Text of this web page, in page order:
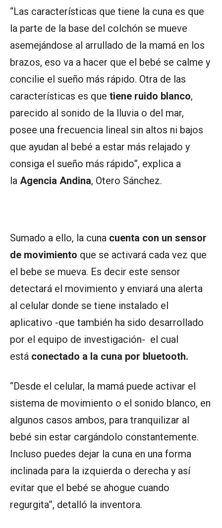
“Las características que tiene la cuna es que
la parte de la base del colchón se mueve
asemejándose al arrullado de la mamá en los
brazos, eso va a hacer que el bebé se calme y
concilie el sueño más rápido. Otra de las
características es que tiene ruido blanco,
parecido al sonido de la lluvia o del mar,
posee una frecuencia lineal sin altos ni bajos
que ayudan al bebé a estar más relajado y
consiga el sueño más rápido”, explica a
la Agencia Andina, Otero Sánchez.
Sumado a ello, la cuna cuenta con un sensor
de movimiento que se activará cada vez que
el bebe se mueva. Es decir este sensor
detectará el movimiento y enviará una alerta
al celular donde se tiene instalado el
aplicativo -que también ha sido desarrollado
por el equipo de investigación- el cual
está conectado a la cuna por bluetooth.
“Desde el celular, la mamá puede activar el
sistema de movimiento o el sonido blanco, en
algunos casos ambos, para tranquilizar al
bebé sin estar cargándolo constantemente.
Incluso puedes dejar la cuna en una forma
inclinada para la izquierda o derecha y así
evitar que el bebé se ahogue cuando
regurgita”, detalló la inventora.